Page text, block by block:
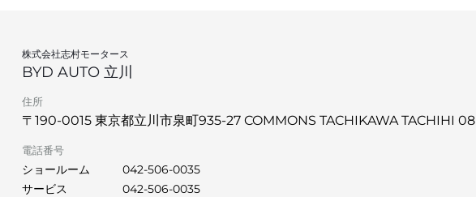
株式会社志村モータース
BYD AUTO 立川
住所
〒190-0015 東京都立川市泉町935-27 COMMONS TACHIKAWA TACHIHI 08
電話番号
ショールーム
042-506-0035
サービス
042-506-0035